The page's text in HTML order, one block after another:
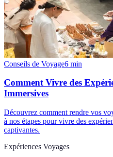
Conseils de Voyage6 min
Comment Vivre des
Immersives
Découvrez comment rendre vos
à nos étapes pour vivre des
captivantes.
Expériences Voyages